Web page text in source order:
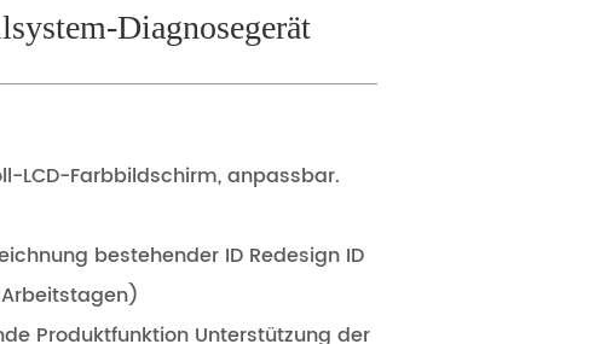
Diagnosegerät